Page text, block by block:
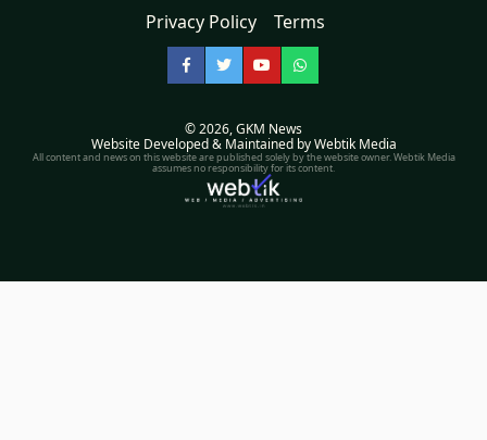
Privacy Policy Terms
Facebook
TwitterYouTubeWhatsApp
© 2026,GKM News
Website Developed & Maintained by Webtik Media
All content and news on this website are published solely by the website owner. Webtik Media
assumes no responsibility for its content.